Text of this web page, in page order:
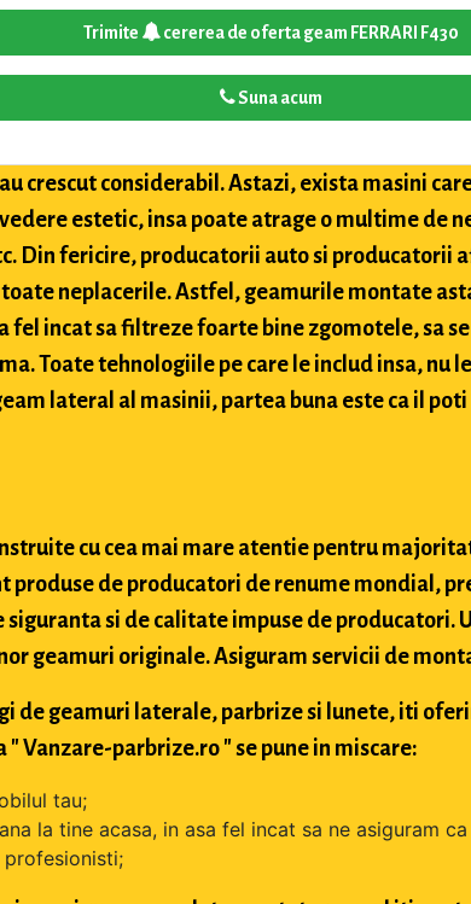
Trimite cererea de oferta geam FERRARI F430
Suna acum
crescut considerabil. Astazi, exista masini
estetic, insa poate atrage o multime de
Din fericire, producatorii auto si producatorii
neplacerile. Astfel, geamurile montate
fel incat sa filtreze foarte bine zgomotele, sa
Toate tehnologiile pe care le includ insa, nu
lateral al masinii, partea buna este ca il
cu cea mai mare atentie pentru
produse de producatori de renume mondial,
si de calitate impuse de producatori.
geamuri originale. Asiguram servicii de
de geamuri laterale, parbrize si lunete, iti
Vanzare-parbrize.ro " se pune in miscare:
tau;
la tine acasa, in asa fel incat sa ne asiguram